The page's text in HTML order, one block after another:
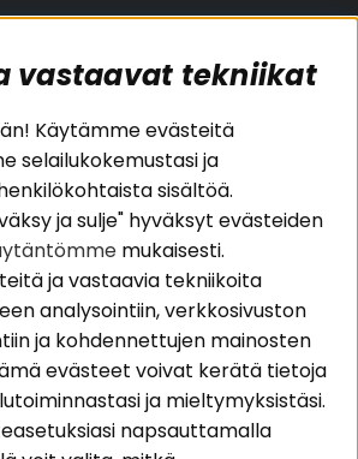
Asiakaspalvelu
Evästeet
Huolto- ja
takuutiedot
Ostoehdot
Palautus
Tietosuojapolitiikka
Seuraa meitä
Instagram
vastaavat tekniikat
Käytämme evästeitä
selailukokemustasi ja
sisältöä.
ja sulje" hyväksyt evästeiden
mukaisesti.
ja vastaavia tekniikoita
analysointiin, verkkosivuston
ja kohdennettujen mainosten
evästeet voivat kerätä tietoja
ja mieltymyksistäsi.
napsauttamalla